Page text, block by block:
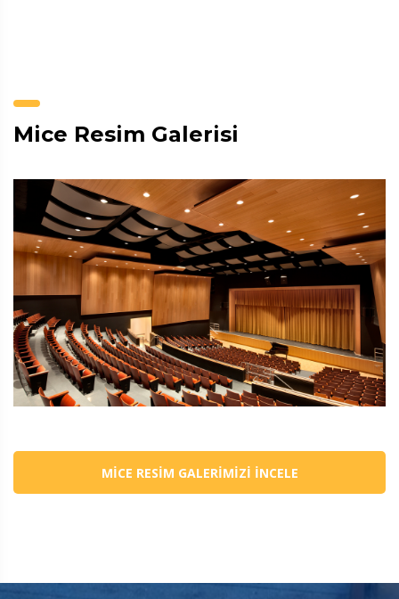
Mice Resim Galerisi
MICE RESIM GALERIMIZI İNCELE